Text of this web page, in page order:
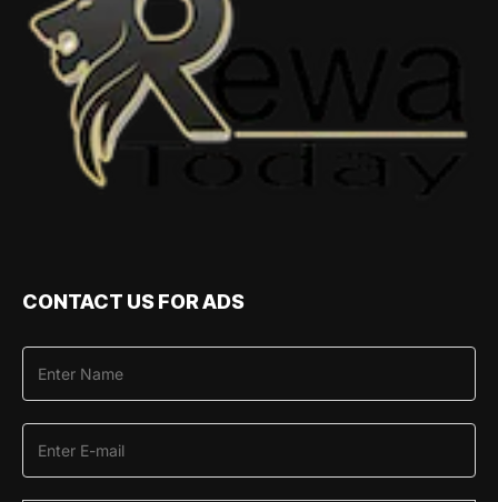
CONTACT US FOR ADS